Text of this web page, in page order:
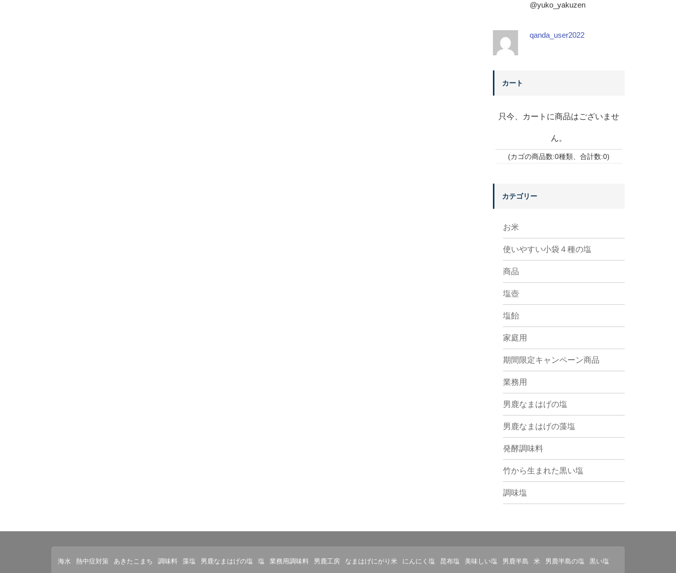
@yuko_yakuzen
qanda_user2022
カート
只今、カートに商品はございませ
ん。
(カゴの商品数:0種類、合計数:0)
カテゴリー
お米
使いやすい小袋４種の塩
商品
塩壺
塩飴
家庭用
期間限定キャンペーン商品
業務用
男鹿なまはげの塩
男鹿なまはげの藻塩
発酵調味料
竹から生まれた黒い塩
調味塩
海水 熱中症対策 あきたこまち 調味料 藻塩 男鹿なまはげの塩 塩 業務用調味料 男鹿工房 なまはげにがり米 にんにく塩 昆布塩 美味しい塩 男鹿半島 米 男鹿半島の塩 黒い塩